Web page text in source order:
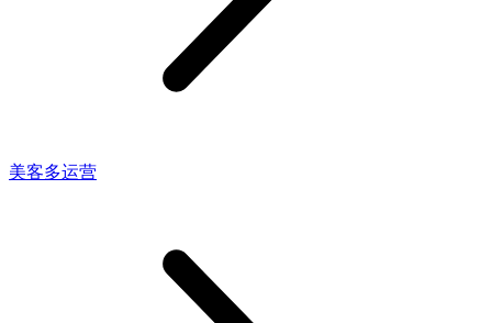
美客多运营